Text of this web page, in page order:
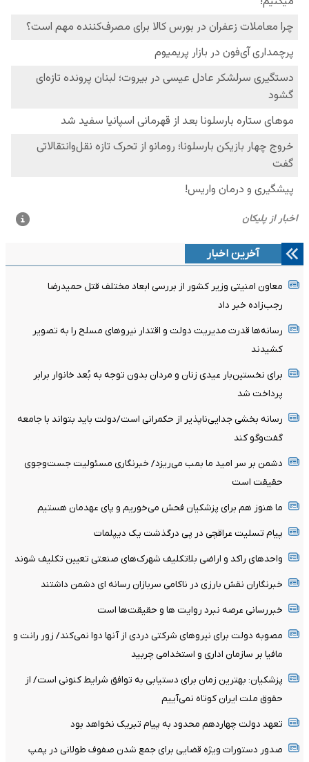
آخرین اخبار
معاون امنیتی وزیر کشور از بررسی ابعاد مختلف قتل حمیدرضا
رجب‌زاده خبر داد
رسانه‌ها قدرت مدیریت دولت و اقتدار نیروهای مسلح را به تصویر
کشیدند
برای نخستین‌بار عیدی زنان و مردان بدون توجه به بُعد خانوار برابر
پرداخت شد
رسانه بخشی جدایی‌ناپذیر از حکمرانی است/دولت باید بتواند با جامعه
گفت‌وگو کند
دشمن بر سر امید ما بمب می‌ریزد/ خبرنگاری مسئولیت جست‌وجوی
حقیقت است
ما هنوز هم برای پزشکیان فحش می‌خوریم و پای عهدمان هستیم
پیام تسلیت عراقچی در پی درگذشت یک دیپلمات
واحدهای راکد و اراضی بلاتکلیف شهرک‌های صنعتی تعیین تکلیف شوند
خبرنگاران نقش بارزی در ناکامی سربازان رسانه ای دشمن داشتند
خبررسانی عرصه نبرد روایت ها و حقیقت‌ها است
مصوبه دولت برای نیروهای شرکتی دردی از آنها دوا نمی‌کند/ زور رانت و
مافیا بر سازمان اداری و استخدامی چربید
پزشکیان‌: بهترین زمان برای دستیابی به توافق شرایط کنونی است/ از
حقوق ملت ایران کوتاه نمی‌آییم
تعهد دولت چهاردهم محدود به پیام تبریک نخواهد بود
صدور دستورات ویژه قضایی برای جمع شدن صفوف طولانی در پمپ